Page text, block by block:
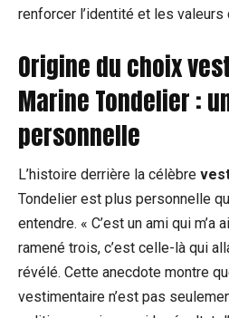
renforcer l’identité et les valeurs
Origine du choix
Marine Tondelier :
personnelle
L’histoire derrière la célèbre
Tondelier est plus personnelle
entendre. « C’est un ami qui m’a
ramené trois, c’est celle-là qui
révélé. Cette anecdote montre
vestimentaire n’est pas